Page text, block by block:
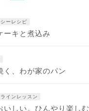
ーレシピ
ーキと煮込み
く、わが家のパン
インレッスン
いしい。ひんやり楽しむ